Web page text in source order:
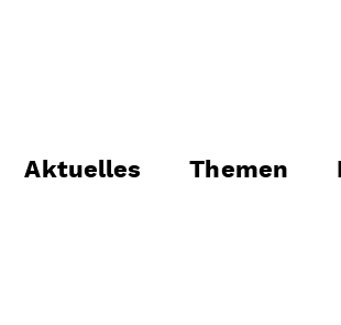
Aktuelles Themen